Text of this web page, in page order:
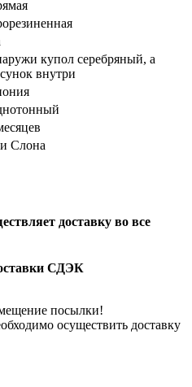
купол серебряный, а
внутри
Слона
доставку во все
СДЭК
посылки!
осуществить доставку